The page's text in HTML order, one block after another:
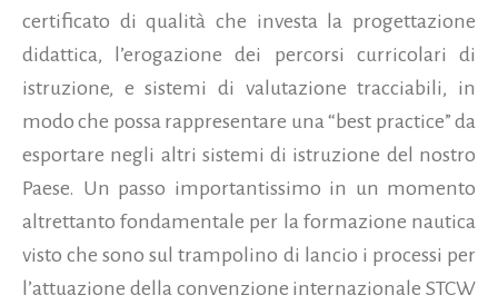
certificato di qualità che investa la progettazione
didattica, l’erogazione dei percorsi curricolari di
istruzione, e sistemi di valutazione tracciabili, in
modo che possa rappresentare una “best practice” da
esportare negli altri sistemi di istruzione del nostro
Paese. Un passo importantissimo in un momento
altrettanto fondamentale per la formazione nautica
visto che sono sul trampolino di lancio i processi per
l’attuazione della convenzione internazionale STCW